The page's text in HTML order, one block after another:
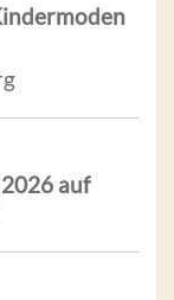
auf